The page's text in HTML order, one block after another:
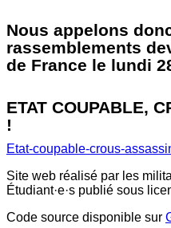
Nous appelons
rassemblements
de France le lundi
ETAT COUPABLE,
!
Etat-coupable-crous-
Site web réalisé par les
Étudiant·e·s publié sous
Code source disponible sur